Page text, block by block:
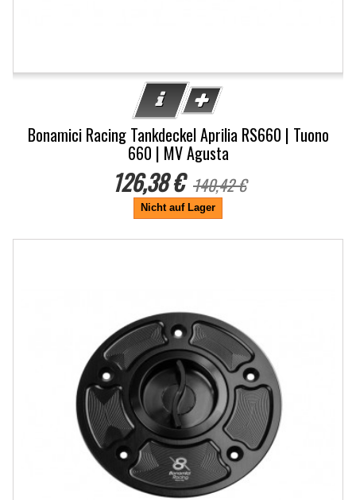
Bonamici Racing Tankdeckel Aprilia RS660 | Tuono
660 | MV Agusta
126,38 € 140,42 €
Nicht auf Lager